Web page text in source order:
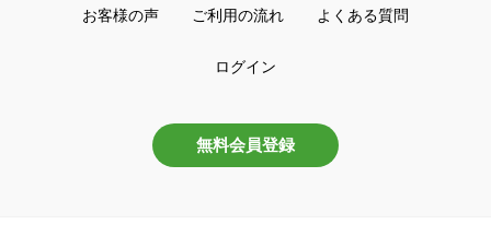
お客様の声 ご利用の流れ よくある質問
ログイン
無料会員登録